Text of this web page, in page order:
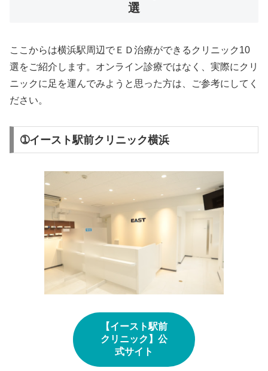
選
ここからは横浜駅周辺でＥＤ治療ができるクリニック10
選をご紹介します。オンライン診療ではなく、実際にクリ
ニックに足を運んでみようと思った方は、ご参考にしてく
ださい。
➀イースト駅前クリニック横浜
【イースト駅前
クリニック】公
式サイト